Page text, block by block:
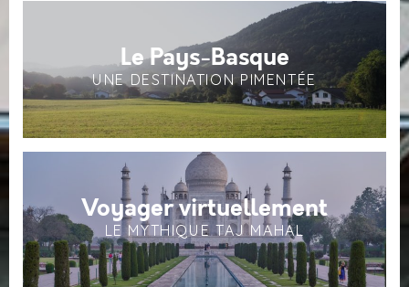
Le Pays-Basque
UNE DESTINATION PIMENTÉE
Voyager virtuellement
LE MYTHIQUE TAJ MAHAL